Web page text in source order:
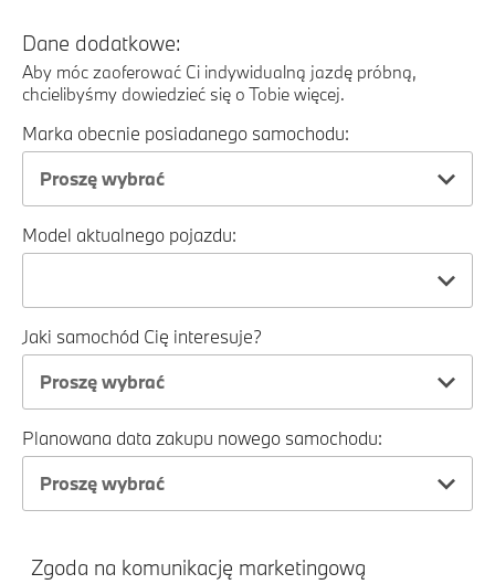
Dane dodatkowe:
Aby móc zaoferować Ci indywidualną jazdę próbną,
chcielibyśmy dowiedzieć się o Tobie więcej.
Marka obecnie posiadanego samochodu:
Proszę wybrać
Model aktualnego pojazdu:
Jaki samochód Cię interesuje?
Proszę wybrać
Planowana data zakupu nowego samochodu:
Proszę wybrać
Zgoda na komunikację marketingową